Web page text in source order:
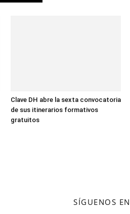
Clave DH abre la sexta convocatoria
de sus itinerarios formativos
gratuitos
SÍGUENOS